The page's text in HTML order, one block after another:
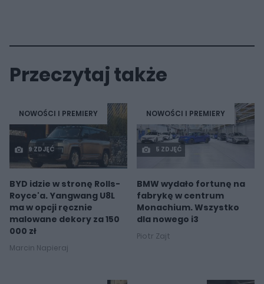
Przeczytaj także
NOWOŚCI I PREMIERY
9 ZDJĘĆ
BYD idzie w stronę Rolls-
Royce'a. Yangwang U8L
ma w opcji ręcznie
malowane dekory za 150
000 zł
Marcin Napieraj
NOWOŚCI I PREMIERY
5 ZDJĘĆ
BMW wydało fortunę na
fabrykę w centrum
Monachium. Wszystko
dla nowego i3
Piotr Zajt